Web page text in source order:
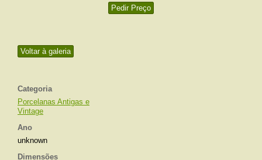
Voltar à galeria
Categoria
Porcelanas Antigas e
Vintage
Ano
unknown
Dimensões
Pedir Preço